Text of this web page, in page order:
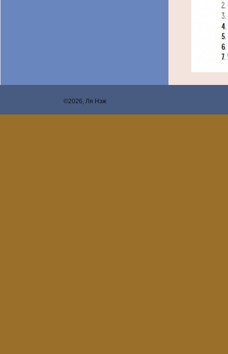
©2026, Ля Нэж